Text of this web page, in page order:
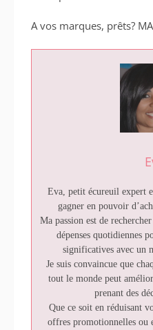
A vos marques, prêts?
Eva, petit écureuil expert
gagner en pouvoir
Ma passion est de
dépenses quotidiennes
significatives avec un
Je suis convaincue que
tout le monde peut
prenant des
Que ce soit en réduisant
offres promotionnelles ou